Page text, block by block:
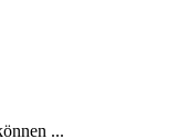
...